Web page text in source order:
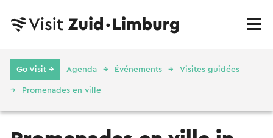
Go Visit → Agenda Événements Visites guidées
Promenades en ville